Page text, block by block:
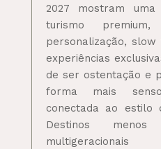
2027 mostram
turismo
personalização,
experiências
de ser ostentação e
forma mais
conectada ao estilo
Destinos menos